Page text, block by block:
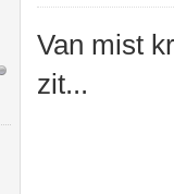
Van mist
zit...